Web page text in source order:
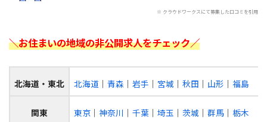
※ クラウドワークスにて募集した口コミを引用
＼お住まいの地域の非公開求人をチェック／
北海道・東北 北海道 │ 青森 │ 岩手 │ 宮城 │ 秋田 │ 山形 │ 福島
関東 東京 │ 神奈川 │ 千葉 │ 埼玉 │ 茨城 │ 群馬 │ 栃木